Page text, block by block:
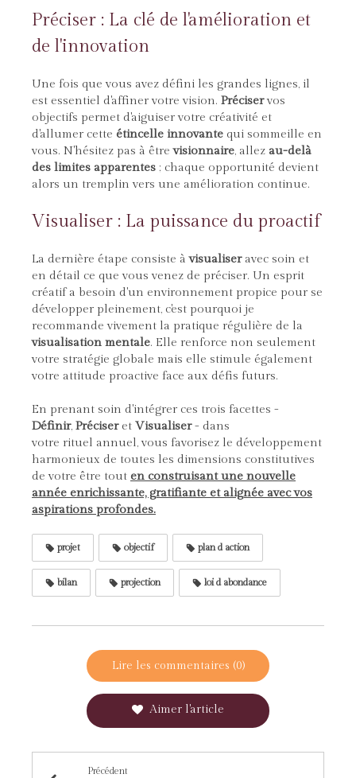
Préciser : La clé de l'amélioration et
de l'innovation
Une fois que vous avez défini les grandes lignes, il
est essentiel d'affiner votre vision. Préciservos
objectifs permet d'aiguiser votre créativité et
d'allumer cette étincelle innovante qui sommeille en
vous. N'hésitez pas à êtrevisionnaire, allez au-delà
des limites apparentes ; chaque opportunité devient
alors un tremplin vers une amélioration continue.
Visualiser : La puissance du proactif
La dernière étape consiste à visualiser avec soin et
en détail ce que vous venez de préciser. Un esprit
créatif a besoin d'un environnement propice pour se
développer pleinement, c'est pourquoi je
recommande vivement la pratique régulière de la
visualisation mentale. Elle renforce non seulement
votre stratégie globale mais elle stimule également
votre attitude proactive face aux défis futurs.
En prenant soin d'intégrer ces trois facettes -
Définir, Préciseret Visualiser- dans
votre rituel annuel, vous favorisez le développement
harmonieux de toutes les dimensions constitutives
de votre être tout en construisant une nouvelle
année enrichissante, gratifiante et alignée avec vos
aspirations profondes.
projet objectif plan d action
bilan projection loi d abondance
Lire les commentaires (0)
Aimer l'article
Précédent